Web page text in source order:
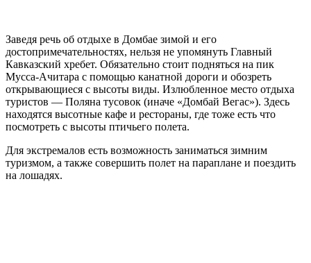
Заведя речь об отдыхе в Домбае зимой и его
достопримечательностях, нельзя не упомянуть Главный
Кавказский хребет. Обязательно стоит подняться на пик
Мусса-Ачитара с помощью канатной дороги и обозреть
открывающиеся с высоты виды. Излюбленное место отдыха
туристов — Поляна тусовок (иначе «Домбай Вегас»). Здесь
находятся высотные кафе и рестораны, где тоже есть что
посмотреть с высоты птичьего полета.
Для экстремалов есть возможность заниматься зимним
туризмом, а также совершить полет на параплане и поездить
на лошадях.